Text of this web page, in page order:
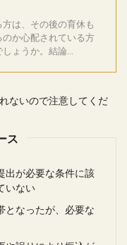
は、その後の育休も
か心配されている方
ょうか。結論...
ないので注意してくだ
ス
出が必要な条件に該
いない
となったが、必要な